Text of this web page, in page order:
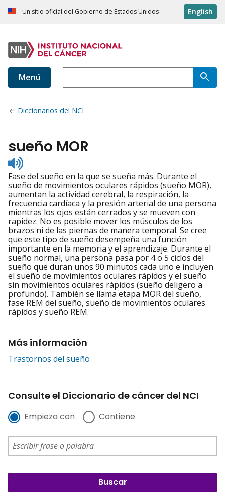
Un sitio oficial del Gobierno de Estados Unidos English
Menú
Diccionarios del NCI
sueño MOR
Listen
to
pronunciation
Fase del sueño en la que se sueña más. Durante el
sueño de movimientos oculares rápidos (sueño MOR),
aumentan la actividad cerebral, la respiración, la
frecuencia cardíaca y la presión arterial de una persona
mientras los ojos están cerrados y se mueven con
rapidez. No es posible mover los músculos de los
brazos ni de las piernas de manera temporal. Se cree
que este tipo de sueño desempeña una función
importante en la memoria y el aprendizaje. Durante el
sueño normal, una persona pasa por 4 o 5 ciclos del
sueño que duran unos 90 minutos cada uno e incluyen
el sueño de movimientos oculares rápidos y el sueño
sin movimientos oculares rápidos (sueño deligero a
profundo). También se llama etapa MOR del sueño,
fase REM del sueño, sueño de movimientos oculares
rápidos y sueño REM.
Más información
Trastornos del sueño
Consulte el Diccionario de cáncer del NCI
Empieza con Contiene